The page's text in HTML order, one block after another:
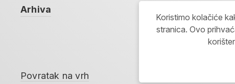
Arhiva
Povratak na vrh
Koristimo kolačiće
stranica. Ovo